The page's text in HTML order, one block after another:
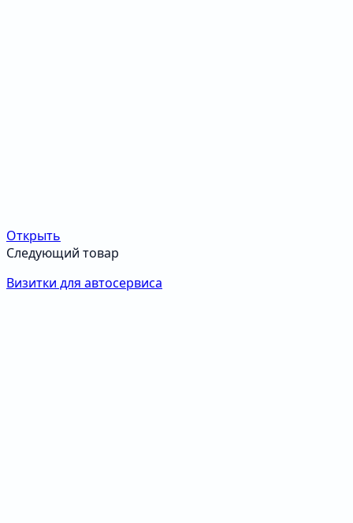
Открыть
Следующий товар
Визитки для автосервиса